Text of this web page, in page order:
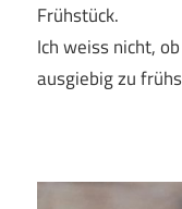
Frühstück.
Ich weiss nicht,
ausgiebig zu